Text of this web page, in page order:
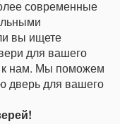
современные
вы ищете
для вашего
к нам. Мы поможем
дверь для вашего